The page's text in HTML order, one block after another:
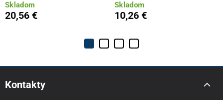
Skladom
20,56 €
Skladom
10,26 €
Kontakty